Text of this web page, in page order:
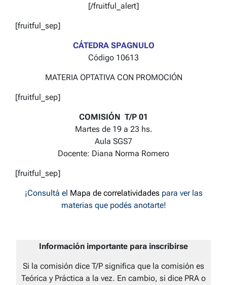
[/fruitful_alert]
[fruitful_sep]
CÁTEDRA SPAGNULO
Código 10613
MATERIA OPTATIVA CON PROMOCIÓN
[fruitful_sep]
COMISIÓN T/P 01
Martes de 19 a 23 hs.
Aula SGS7
Docente: Diana Norma Romero
[fruitful_sep]
¡Consultá el Mapa de correlatividades para ver las
materias que podés anotarte!
Información importante para inscribirse
Si la comisión dice T/P significa que la comisión es
Teórica y Práctica a la vez. En cambio, si dice PRA o